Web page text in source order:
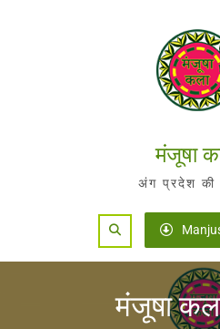
मंजूषा
अंग प्रदेश की
Search
मंजूषा